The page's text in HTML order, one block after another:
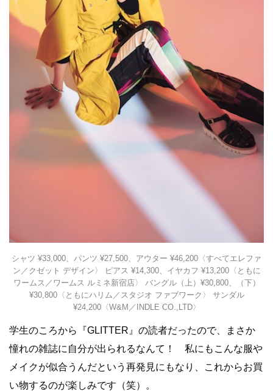
シャツ ¥33,000、パンツ ¥27,500、アウター ¥46,200〈すべてエレファ
ン／クゼット デザイン〉 ピアス ¥14,300、イヤカフ ¥13,200〈ともに
ワームス／ワームス ルミネ新宿店〉 バングル（上）¥30,800、（下）
¥30,800〈ともにハリム／スタジオ ファブワーク〉 サンダル
¥24,200〈W&M／INDLE CO.,LTD〉
学生のころから『GLITTER』の読者だったので、まさか
憧れの雑誌に自分が出られるなんて！ 私にもこんな服や
メイクが似合うんだという再発見にもなり、これからお買
い物するのが楽しみです（笑）。